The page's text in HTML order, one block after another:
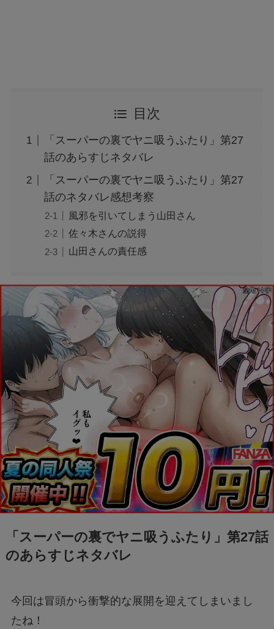
目次
「スーパーの裏でヤニ吸うふたり」第27
話のあらすじネタバレ
「スーパーの裏でヤニ吸うふたり」第27
話のネタバレ感想考察
風邪を引いてしまう山田さん
佐々木さんの説得
山田さんの責任感
「スーパーの裏でヤニ吸うふたり」第27話
のあらすじネタバレ
今回は冒頭から衝撃的な展開を迎えてしまいまし
たね！